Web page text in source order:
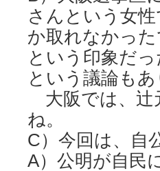
さんという女
か取れなかっ
という印象だ
という議論もあ
大阪では、辻
ね。
C）今回は、自
A）公明が自民